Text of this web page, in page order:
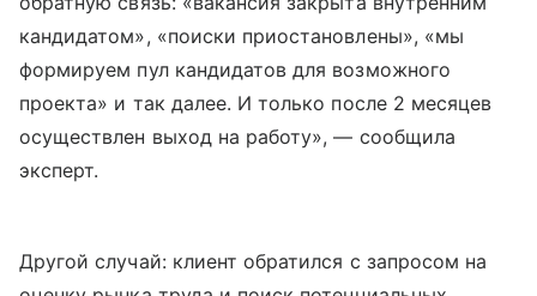
кандидатом», «поиски приостановлены», «мы
формируем пул кандидатов для возможного
проекта» и так далее. И только после 2 месяцев
осуществлен выход на работу», — сообщила
эксперт.
Другой случай: клиент обратился с запросом на